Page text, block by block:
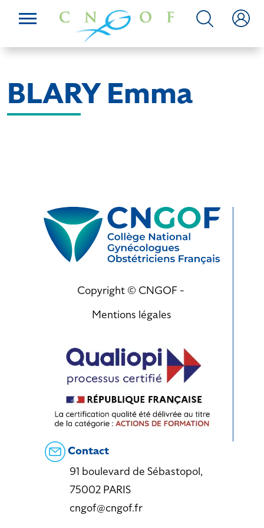
BLARY Emma
Copyright © CNGOF -
Mentions légales
Contact
91 boulevard de Sébastopol,
75002 PARIS
cngof@cngof.fr